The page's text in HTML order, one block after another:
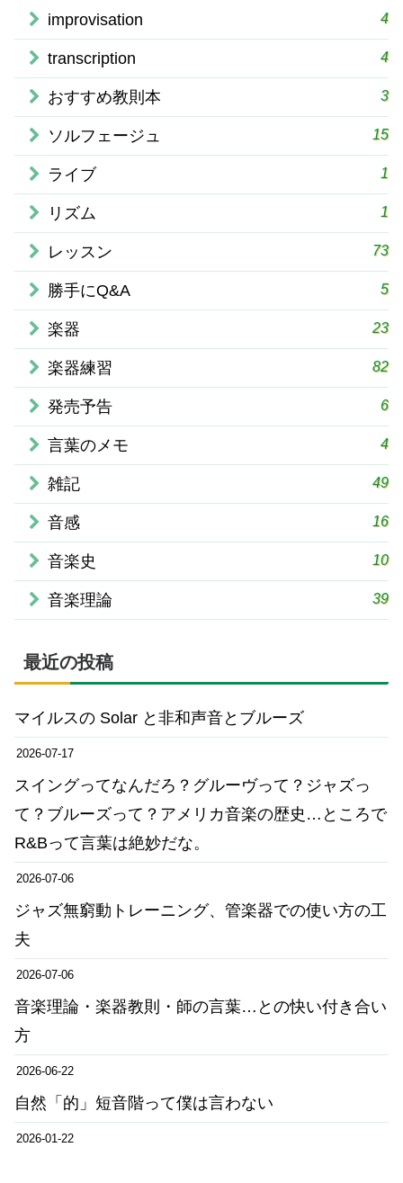
improvisation 4
transcription 4
おすすめ教則本 3
ソルフェージュ 15
ライブ 1
リズム 1
レッスン 73
勝手にQ&A 5
楽器 23
楽器練習 82
発売予告 6
言葉のメモ 4
雑記 49
音感 16
音楽史 10
音楽理論 39
最近の投稿
マイルスの Solar と非和声音とブルーズ
2026-07-17
スイングってなんだろ？グルーヴって？ジャズっ
て？ブルーズって？アメリカ音楽の歴史…ところで
R&Bって言葉は絶妙だな。
2026-07-06
ジャズ無窮動トレーニング、管楽器での使い方の工
夫
2026-07-06
音楽理論・楽器教則・師の言葉…との快い付き合い
方
2026-06-22
自然「的」短音階って僕は言わない
2026-01-22